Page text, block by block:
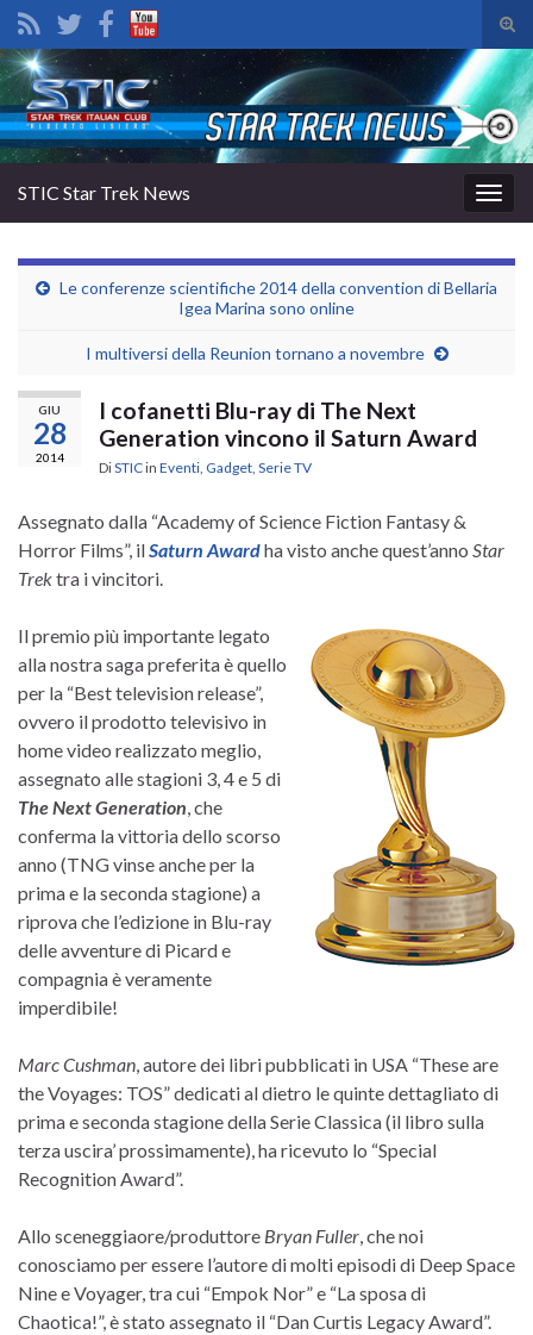
il
di
Search for:
la
STIC Star Trek News
Le conferenze scientifiche 2014 della convention di Bellaria
Igea Marina sono online
I multiversi della Reunion tornano a novembre
GIU
28
2014
I cofanetti Blu-ray di The Next
Generation vincono il Saturn Award
DiSTICin Eventi Gadget Serie TV
Assegnato dalla “Academy of Science Fiction Fantasy &
Horror Films”, ilSaturn Awardha visto anche quest’anno Star
Trektra i vincitori.
Il premio più importante legato
alla nostra saga preferita è quello
per la “Best television release”,
ovvero il prodotto televisivo in
home video realizzato meglio,
assegnato alle stagioni 3, 4 e 5 di
The Next Generation , che
conferma la vittoria dello scorso
anno (TNG vinse anche per la
prima e la seconda stagione) a
riprova che l’edizione in Blu-ray
delle avventure di Picard e
compagnia è veramente
imperdibile!
Marc Cushman , autore dei libri pubblicati in USA “These are
the Voyages: TOS” dedicati al dietro le quinte dettagliato di
prima e seconda stagione della Serie Classica (il libro sulla
terza uscira’ prossimamente), ha ricevuto lo “Special
Recognition Award”.
Allo sceneggiaore/produttore Bryan Fuller , che noi
conosciamo per essere l’autore di molti episodi di Deep Space
Nine e Voyager, tra cui “Empok Nor” e “La sposa di
Chaotica!”, è stato assegnato il “Dan Curtis Legacy Award”.